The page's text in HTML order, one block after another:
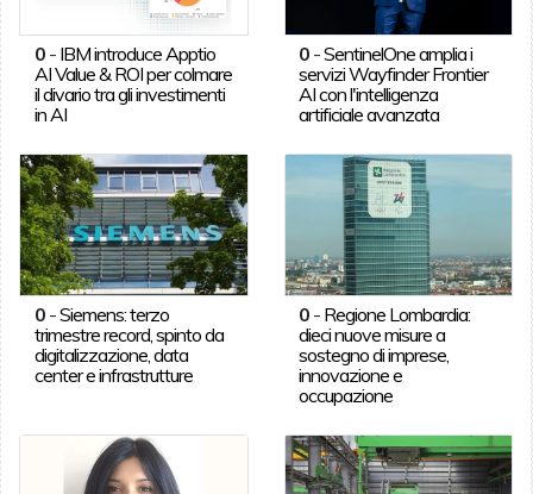
0- IBM introduce Apptio
AI Value & ROI per colmare
il divario tra gli investimenti
in AI
0 -SentinelOne amplia i
servizi Wayfinder Frontier
AI con l'intelligenza
artificiale avanzata
0-Siemens: terzo
trimestre record, spinto da
digitalizzazione, data
center e infrastrutture
0 - Regione Lombardia:
dieci nuove misure a
sostegno di imprese,
innovazione e
occupazione